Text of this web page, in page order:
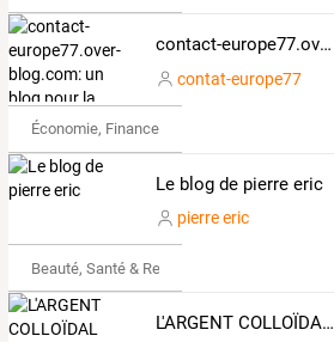
contact-europe77.over-blog.com: un blog pour la promotion de l’échange et de la mobilité des jeunes
contat-europe77
Économie, Finance & Droit
Le blog de pierre eric
pierre eric
Beauté, Santé & Remise en forme
L'ARGENT COLLOÏDAL 100% NATUREL